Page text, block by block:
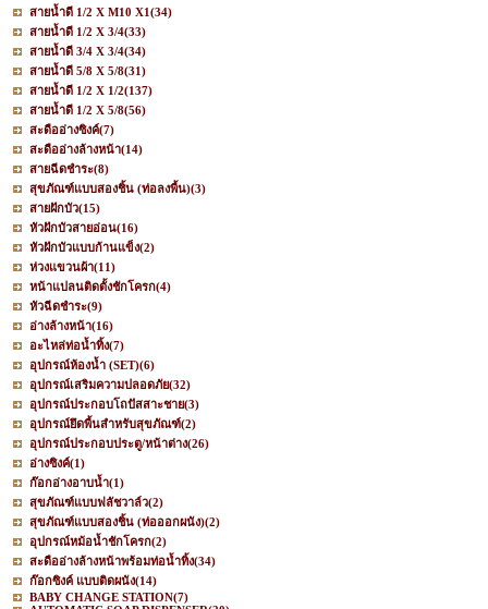
สายน้ำดี 1/2 X M10 X1(34)
สายน้ำดี 1/2 X 3/4(33)
สายน้ำดี 3/4 X 3/4(34)
สายน้ำดี 5/8 X 5/8(31)
สายน้ำดี 1/2 X 1/2(137)
สายน้ำดี 1/2 X 5/8(56)
สะดืออ่างซิงค์(7)
สะดืออ่างล้างหน้า(14)
สายฉีดชำระ(8)
สุขภัณฑ์แบบสองชิ้น (ท่อลงพื้น)(3)
สายฝักบัว(15)
หัวฝักบัวสายอ่อน(16)
หัวฝักบัวแบบก้านแข็ง(2)
ห่วงแขวนผ้า(11)
หน้าแปลนติดตั้งชักโครก(4)
หัวฉีดชำระ(9)
อ่างล้างหน้า(16)
อะไหล่ท่อน้ำทิ้ง(7)
อุปกรณ์ห้องน้ำ (SET)(6)
อุปกรณ์เสริมความปลอดภัย(32)
อุปกรณ์ประกอบโถปัสสาะชาย(3)
อุปกรณ์ยึดพื้นสำหรับสุขภัณฑ์(2)
อุปกรณ์ประกอบประตู/หน้าต่าง(26)
อ่างซิงค์(1)
ก๊อกอ่างอาบน้ำ(1)
สุขภัณฑ์แบบฟลัชวาล์ว(2)
สุขภัณฑ์แบบสองชิ้น (ท่อออกผนัง)(2)
อุปกรณ์หม้อน้ำชักโครก(2)
สะดืออ่างล้างหน้าพร้อมท่อน้ำทิ้ง(34)
ก๊อกซิงค์ แบบติดผนัง(14)
BABY CHANGE STATION(7)